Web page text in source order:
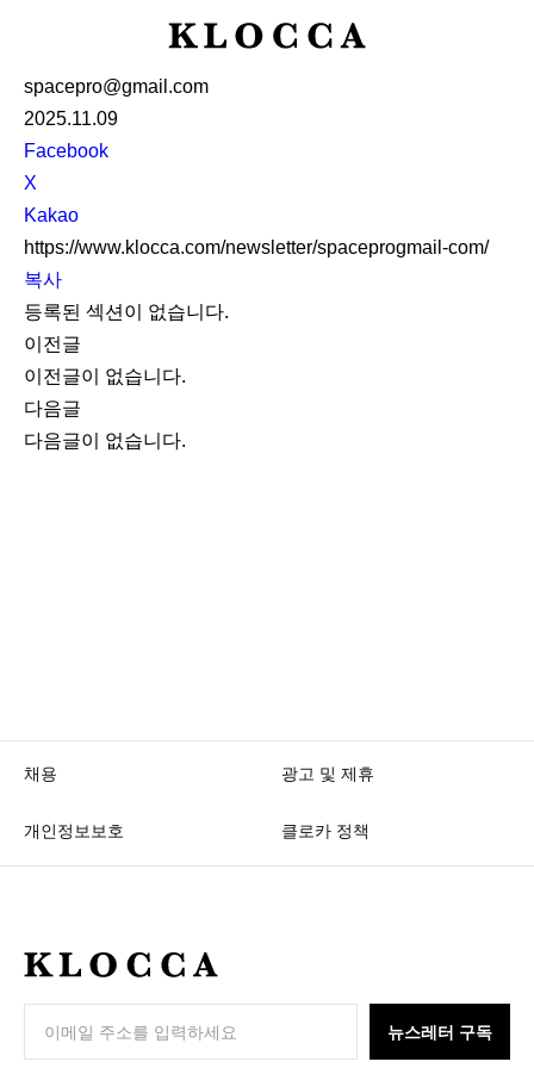
K
O
spacepro@gmail.com
2025.11.09
S
N
S
S
h
a
r
e
Facebook
X
Kakao
https://www.klocca.com/newsletter/spaceprogmail-com/
복사
등록된 섹션이 없습니다.
이전글
이전글이 없습니다.
다음글
다음글이 없습니다.
채용 광고 및 제휴
개인정보보호 클로카 정책
K
C
뉴스레터 구독